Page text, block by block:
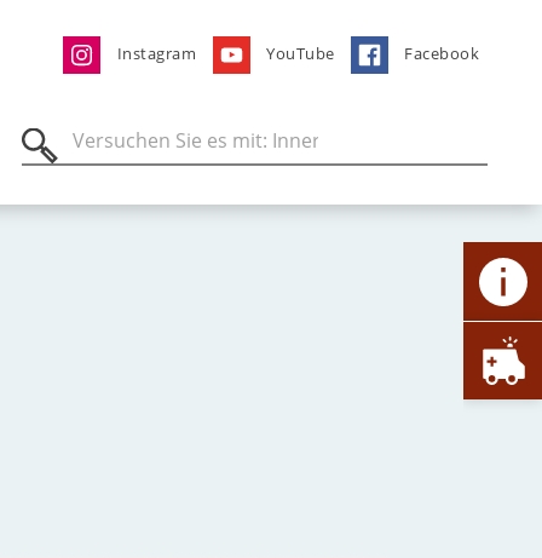
Instagram YouTube Facebook